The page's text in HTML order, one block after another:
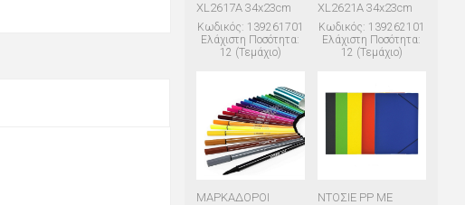
XL2617A 34x23cm
Κωδικός: 139261701
Ελάχιστη Ποσότητα:
12 (Τεμάχιο)
XL2621A 34x23cm
Κωδικός: 139262101
Ελάχιστη Ποσότητα:
12 (Τεμάχιο)
ΜΑΡΚΑΔΟΡΟΙ
ΝΤΟΣΙΕ PP ΜΕ